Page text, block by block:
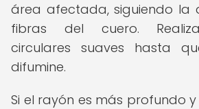
área afectada, siguiendo la
fibras del cuero.
circulares suaves hasta
difumine.
Si el rayón es más profundo